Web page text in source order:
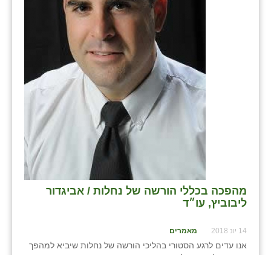
מהפכה בכללי הורשה של נחלות / אביגדור
ליבוביץ, עו״ד
14 יונ 2018 מאמרים
אנו עדים לרגע הסטורי בהליכי הורשה של נחלות שיביא למהפך